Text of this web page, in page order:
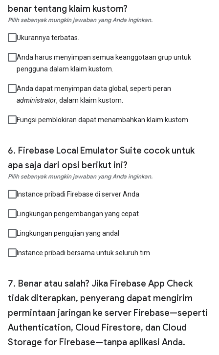
benar tentang klaim kustom?
Pilih sebanyak mungkin jawaban yang Anda inginkan.
Ukurannya terbatas.
Anda harus menyimpan semua keanggotaan grup untuk
pengguna dalam klaim kustom.
Anda dapat menyimpan data global, seperti peran
administrator, dalam klaim kustom.
Fungsi pemblokiran dapat menambahkan klaim kustom.
Firebase Local Emulator Suite cocok untuk
apa saja dari opsi berikut ini?
Pilih sebanyak mungkin jawaban yang Anda inginkan.
Instance pribadi Firebase di server Anda
Lingkungan pengembangan yang cepat
Lingkungan pengujian yang andal
Instance pribadi bersama untuk seluruh tim
Benar atau salah? Jika Firebase App Check
tidak diterapkan, penyerang dapat mengirim
permintaan jaringan ke server Firebase—seperti
Authentication, Cloud Firestore, dan Cloud
Storage for Firebase—tanpa aplikasi Anda.